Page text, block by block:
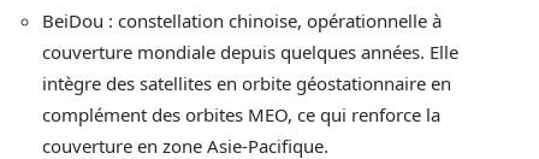
BeiDou : constellation chinoise, opérationnelle à
couverture mondiale depuis quelques années. Elle
intègre des satellites en orbite géostationnaire en
complément des orbites MEO, ce qui renforce la
couverture en zone Asie-Pacifique.